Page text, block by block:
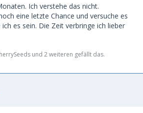
von ghosting. Teilweise sogar nach
wirklich nicht was das soll und ich
nicht davor.
Da frage ich mich immernoch wie er
neue Anfragen. Aber die wenigsten
an einem als Person oder einem
Ich verstehe das nicht.
eine letzte Chance und versuche es
es sein. Die Zeit verbringe ich lieber
und 2 weiteren gefällt das.